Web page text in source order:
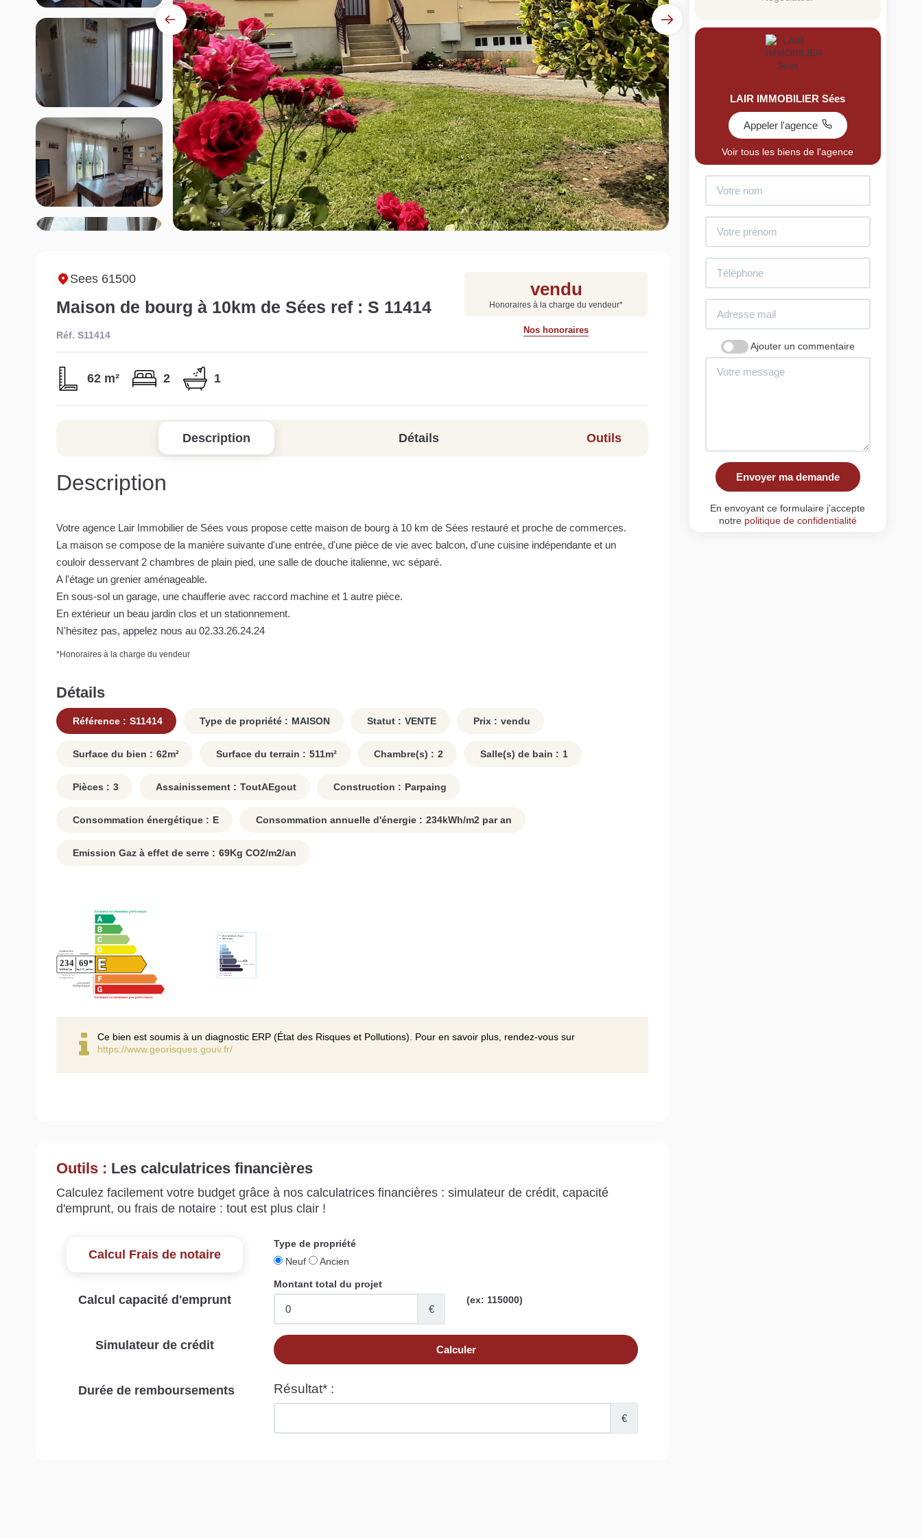
Gratuit
Estimez votre bien en ligne.
Rapide et gratuit, recevez votre estimation en
quelques clics.
Estimer mon bien maintenant
Sees 61500
Maison de bourg à 10km de Sées ref : S 11414
Réf. S11414
vendu
Honoraires à la charge du vendeur*
Nos honoraires
62 m² 2 1
Description Détails Outils
Description
Votre agence Lair Immobilier de Sées vous propose cette maison de bourg à 10 km de Sées restauré et proche de commerces.
La maison se compose de la manière suivante d'une entrée, d'une pièce de vie avec balcon, d'une cuisine indépendante et un
couloir desservant 2 chambres de plain pied, une salle de douche italienne, wc séparé.
A l'étage un grenier aménageable.
En sous-sol un garage, une chaufferie avec raccord machine et 1 autre pièce.
En extérieur un beau jardin clos et un stationnement.
N'hésitez pas, appelez nous au 02.33.26.24.24
*Honoraires à la charge du vendeur
Détails
Référence : S11414 Type de propriété : MAISON Statut : VENTE Prix : vendu
Surface du bien : 62m² Surface du terrain : 511m² Chambre(s) : 2 Salle(s) de bain : 1
Pièces : 3 Assainissement : ToutAEgout Construction : Parpaing
Consommation énergétique : E Consommation annuelle d'énergie : 234kWh/m2 par an
Emission Gaz à effet de serre : 69Kg CO2/m2/an
Ce bien est soumis à un diagnostic ERP (État des Risques et Pollutions). Pour en savoir plus, rendez-vous sur
https://www.georisques.gouv.fr/
Outils : Les calculatrices financières
Calculez facilement votre budget grâce à nos calculatrices financières : simulateur de crédit, capacité
d'emprunt, ou frais de notaire : tout est plus clair !
Calcul Frais de notaire
Calcul capacité d'emprunt
Simulateur de crédit
Durée de remboursements
LAIR IMMOBILIER Sées
Appeler l'agence
Voir tous les biens de l'agence
Ajouter un commentaire
Envoyer ma demande
En envoyant ce formulaire j'accepte
notre politique de confidentialité